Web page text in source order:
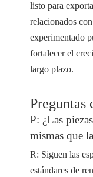
listo para
relacionados
experimentado
fortalecer el
largo plazo.
Preguntas
P: ¿Las
mismas que
R: Siguen las
estándares de